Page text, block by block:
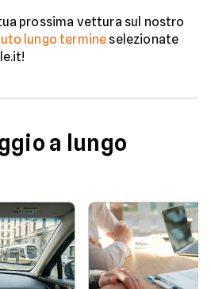
prossima vettura sul nostro
lungo termine selezionate
a lungo